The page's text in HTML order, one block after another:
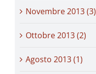
Novembre 2013 (3)
Ottobre 2013 (2)
Agosto 2013 (1)